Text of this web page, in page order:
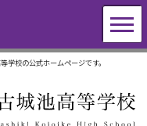
校の公式ホームページです。